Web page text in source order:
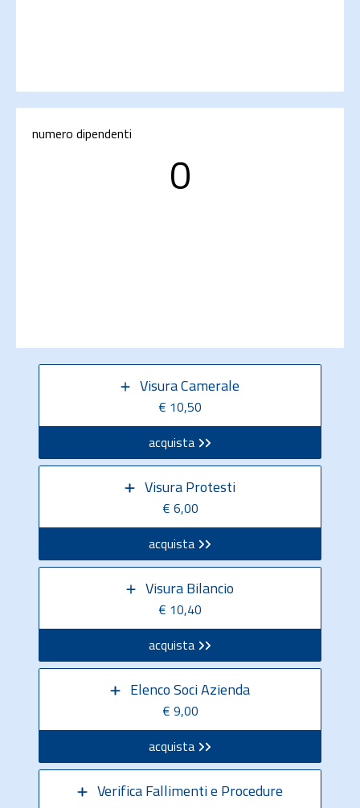
numero dipendenti
0
Visura Camerale
€ 10,50
acquista
Visura Protesti
€ 6,00
acquista
Visura Bilancio
€ 10,40
acquista
Elenco Soci Azienda
€ 9,00
acquista
Verifica Fallimenti e Procedure